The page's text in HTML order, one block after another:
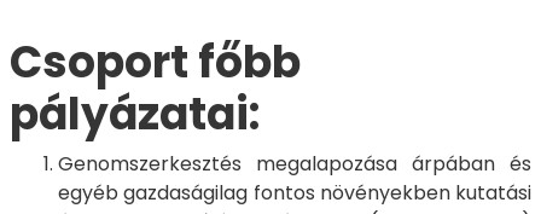
Csoport főbb
pályázatai:
Genomszerkesztés megalapozása árpában és
egyéb gazdaságilag fontos növényekben kutatási